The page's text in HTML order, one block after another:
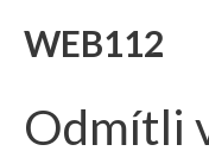
WEB112
Odmítli